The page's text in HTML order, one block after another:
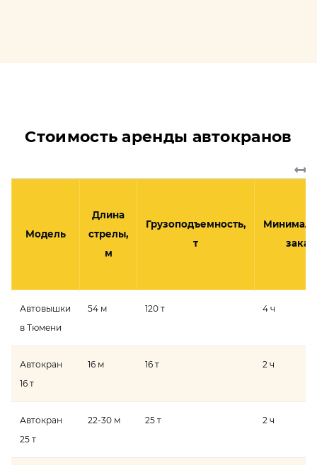
Стоимость аренды автокранов
Модель
Длина
стрелы,
м
Грузоподъемность,
т
заказ
Автовышки
в Тюмени
54 м 120 т 4 ч
Автокран
16 т
16 м 16 т 2 ч
Автокран
25 т
22-30 м 25 т 2 ч